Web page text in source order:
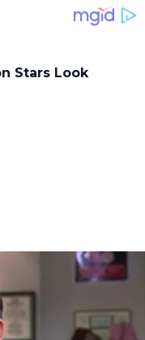
MENSAJE
EL ACTOR LE